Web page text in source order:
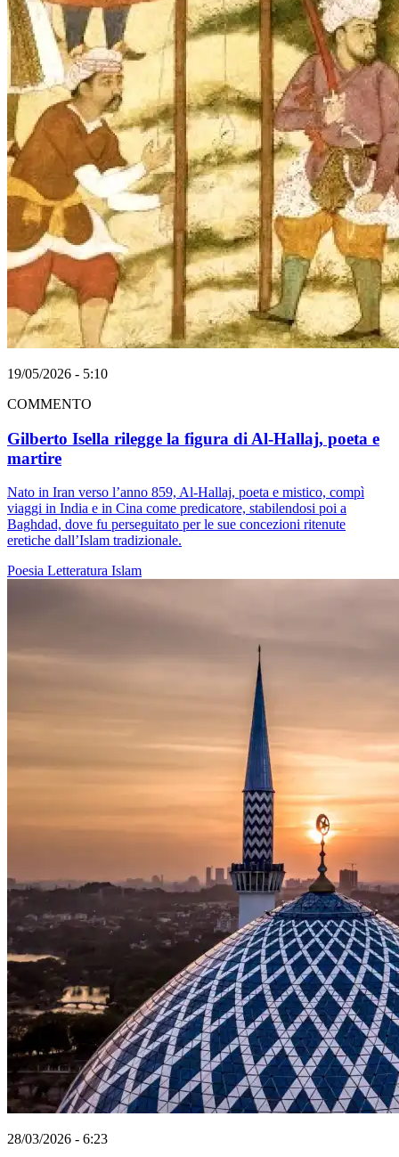
19/05/2026 - 5:10
COMMENTO
Gilberto Isella rilegge la figura di Al-Hallaj, poeta e
martire
Nato in Iran verso l’anno 859, Al-Hallaj, poeta e mistico, compì
viaggi in India e in Cina come predicatore, stabilendosi poi a
Baghdad, dove fu perseguitato per le sue concezioni ritenute
eretiche dall’Islam tradizionale.
Poesia Letteratura Islam
28/03/2026 - 6:23